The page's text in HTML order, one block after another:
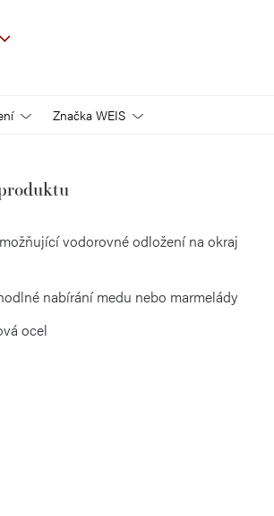
Značka WEIS
vodorovné odložení na okraj
nabírání medu nebo marmelády
ocel